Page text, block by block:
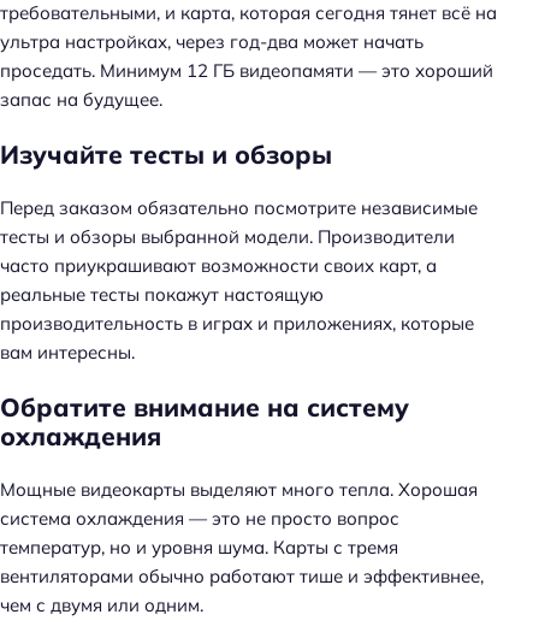
требовательными, и карта, которая сегодня тянет всё на
ультра настройках, через год-два может начать
проседать. Минимум 12 ГБ видеопамяти — это хороший
запас на будущее.
Изучайте тесты и обзоры
Перед заказом обязательно посмотрите независимые
тесты и обзоры выбранной модели. Производители
часто приукрашивают возможности своих карт, а
реальные тесты покажут настоящую
производительность в играх и приложениях, которые
вам интересны.
Обратите внимание на систему
охлаждения
Мощные видеокарты выделяют много тепла. Хорошая
система охлаждения — это не просто вопрос
температур, но и уровня шума. Карты с тремя
вентиляторами обычно работают тише и эффективнее,
чем с двумя или одним.
Н
а
й
т
и